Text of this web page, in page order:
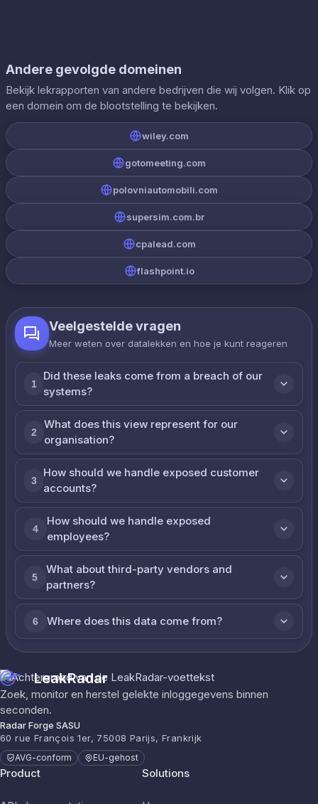
Andere gevolgde domeinen
Bekijk lekrapporten van andere bedrijven die wij volgen. Klik op
een domein om de blootstelling te bekijken.
wiley.com
gotomeeting.com
polovniautomobili.com
supersim.com.br
cpalead.com
flashpoint.io
Veelgestelde vragen
Meer weten over datalekken en hoe je kunt reageren
1
Did these leaks come from a breach of our
systems?
2
What does this view represent for our
organisation?
3
How should we handle exposed customer
accounts?
4
How should we handle exposed
employees?
5
What about third-party vendors and
partners?
6 Where does this data come from?
LeakRadar
Zoek, monitor en herstel gelekte inloggegevens binnen
seconden.
Radar Forge SASU
60 rue François 1er, 75008 Parijs, Frankrijk
AVG-conform EU-gehost
Product Solutions